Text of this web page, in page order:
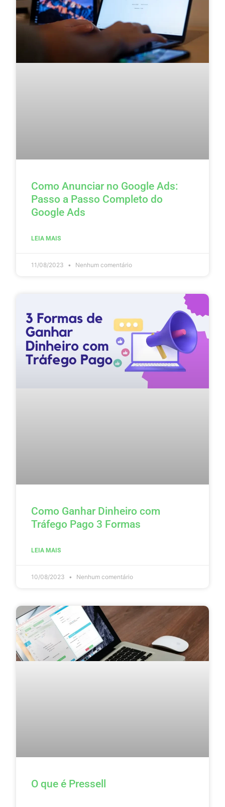
Como Anunciar no Google Ads:
Passo a Passo Completo do
Google Ads
LEIA MAIS
11/08/2023 Nenhum comentário
Como Ganhar Dinheiro com
Tráfego Pago 3 Formas
LEIA MAIS
10/08/2023 Nenhum comentário
O que é Pressell